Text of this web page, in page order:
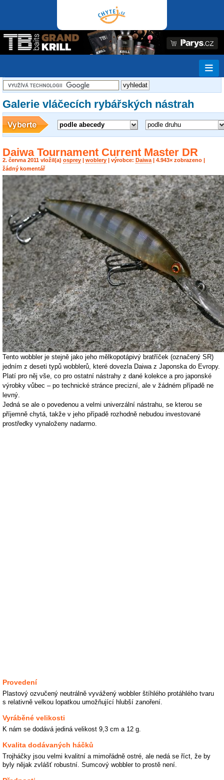
Galerie vláčecích rybářských nástrah
podle abecedy podle druhu
Daiwa Tournament Current Master DR
2. června 2011 vložil(a) osprey woblery | výrobce: Daiwa | 4.943× zobrazeno |
žádný komentář
Tento wobbler je stejně jako jeho mělkopotápivý bratříček (označený SR)
jedním z deseti typů wobblerů, které dovezla Daiwa z Japonska do Evropy.
Platí pro něj vše, co pro ostatní nástrahy z dané kolekce a pro japonské
výrobky vůbec – po technické stránce precizní, ale v žádném případě ne
levný.
Jedná se ale o povedenou a velmi univerzální nástrahu, se kterou se
příjemně chytá, takže v jeho případě rozhodně nebudou investované
prostředky vynaloženy nadarmo.
Provedení
Plastový ozvučený neutrálně vyvážený wobbler štíhlého protáhlého tvaru
s relativně velkou lopatkou umožňující hlubší zanoření.
Vyráběné velikosti
K nám se dodává jediná velikost 9,3 cm a 12 g.
Kvalita dodávaných háčků
Trojháčky jsou velmi kvalitní a mimořádně ostré, ale nedá se říct, že by
byly nějak zvlášť robustní. Sumcový wobbler to prostě není.